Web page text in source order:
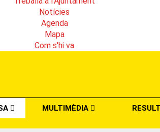
Notícies
Agenda
Mapa
Com s'hi va
MULTIMÈDIA